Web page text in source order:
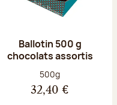
Ballotin 500 g
chocolats assortis
Poids net :
500g
32,40 €